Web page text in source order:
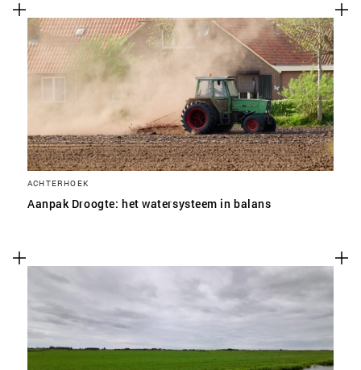
ACHTERHOEK
Aanpak Droogte: het watersysteem in balans